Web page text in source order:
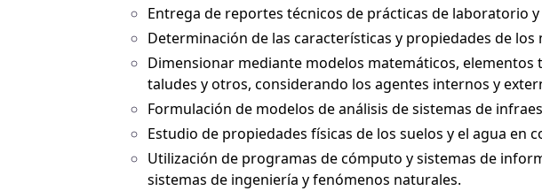
Entrega de reportes técnicos de prácticas de laboratorio y
Determinación de las características y propiedades de
Dimensionar mediante modelos matemáticos, elementos
taludes y otros, considerando los agentes internos y
Formulación de modelos de análisis de sistemas de
Estudio de propiedades físicas de los suelos y el agua
Utilización de programas de cómputo y sistemas de
sistemas de ingeniería y fenómenos naturales.